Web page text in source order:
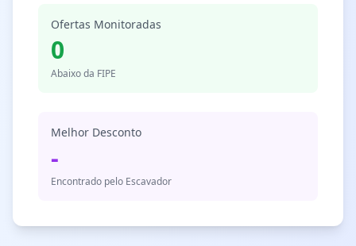
Ofertas Monitoradas
0
Abaixo da FIPE
Melhor Desconto
-
Encontrado pelo Escavador